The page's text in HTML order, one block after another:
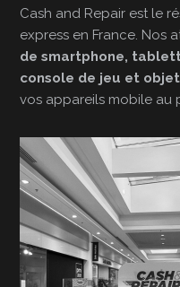
Cash and Repair est le
express en France. Nos
de smartphone,
console de jeu et
vos appareils mobile au